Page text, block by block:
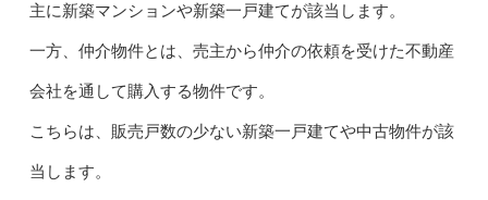
主に新築マンションや新築一戸建てが該当します。
一方、仲介物件とは、売主から仲介の依頼を受けた不動産
会社を通して購入する物件です。
こちらは、販売戸数の少ない新築一戸建てや中古物件が該
当します。